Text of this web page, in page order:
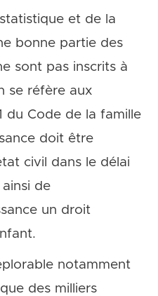
et de la
bonne partie des
sont pas inscrits à
se réfère aux
du Code de la famille
doit être
civil dans le délai
de
un droit
notamment
des milliers